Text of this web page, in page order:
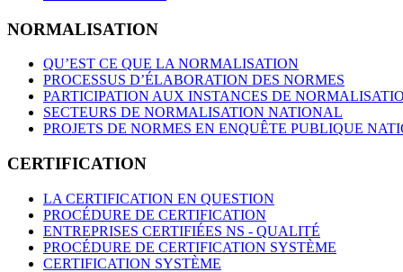
NORMALISATION
QU’EST CE QUE LA NORMALISATION
PROCESSUS D’ÉLABORATION DES NORMES
PARTICIPATION AUX INSTANCES DE
SECTEURS DE NORMALISATION NATIONAL
PROJETS DE NORMES EN ENQUÊTE PUBLIQUE
CERTIFICATION
LA CERTIFICATION EN QUESTION
PROCÉDURE DE CERTIFICATION
ENTREPRISES CERTIFIÉES NS - QUALITÉ
PROCÉDURE DE CERTIFICATION SYSTÈME
CERTIFICATION SYSTÈME